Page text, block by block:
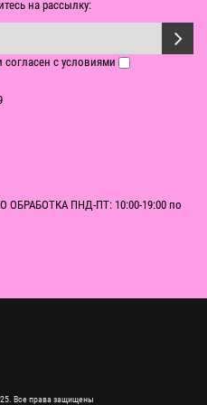
на рассылку:
согласен с условиями
ПНД-ПТ: 10:00-19:00 по
Все права защищены